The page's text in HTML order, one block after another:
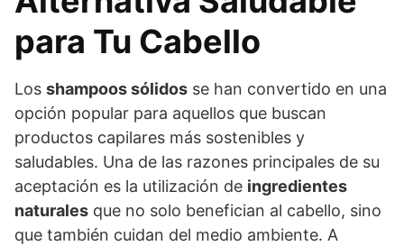
para Tu Cabello
Los shampoos sólidos se han convertido en una
opción popular para aquellos que buscan
productos capilares más sostenibles y
saludables. Una de las razones principales de su
aceptación es la utilización de ingredientes
naturales que no solo benefician al cabello, sino
que también cuidan del medio ambiente. A